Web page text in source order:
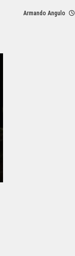
Armando Angulo